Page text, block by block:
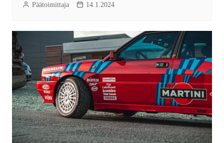
Päätoimittaja 14.1.2024